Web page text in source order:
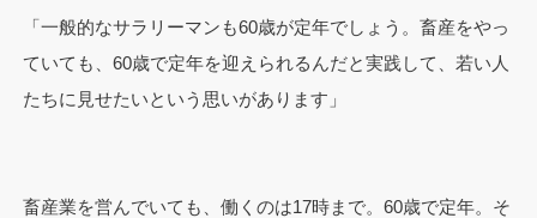
「一般的なサラリーマンも60歳が定年でしょう。畜産をやっ
ていても、60歳で定年を迎えられるんだと実践して、若い人
たちに見せたいという思いがあります」
畜産業を営んでいても、働くのは17時まで。60歳で定年。そ